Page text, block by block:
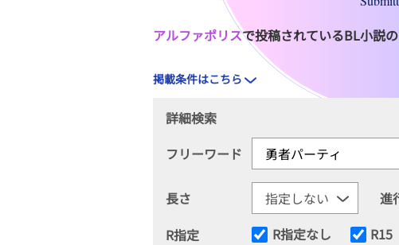
アルファポリスで投稿されているBL小説の
掲載条件はこちら
詳細検索
フリーワード
長さ
進
R指定
R指定なし R15